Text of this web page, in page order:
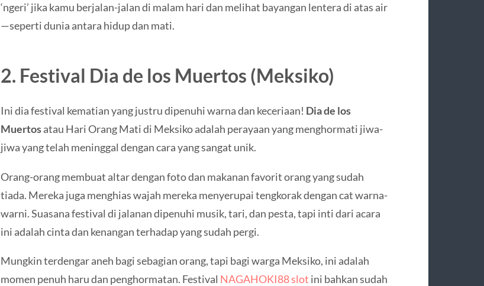
‘ngeri’ jika kamu berjalan-jalan di malam hari dan melihat bayangan lentera di atas air
—seperti dunia antara hidup dan mati.
2. Festival Dia de los Muertos (Meksiko)
Ini dia festival kematian yang justru dipenuhi warna dan keceriaan! Dia de los
Muertosatau Hari Orang Mati di Meksiko adalah perayaan yang menghormati jiwa-
jiwa yang telah meninggal dengan cara yang sangat unik.
Orang-orang membuat altar dengan foto dan makanan favorit orang yang sudah
tiada. Mereka juga menghias wajah mereka menyerupai tengkorak dengan cat warna-
warni. Suasana festival di jalanan dipenuhi musik, tari, dan pesta, tapi inti dari acara
ini adalah cinta dan kenangan terhadap yang sudah pergi.
Mungkin terdengar aneh bagi sebagian orang, tapi bagi warga Meksiko, ini adalah
momen penuh haru dan penghormatan. Festival NAGAHOKI88 slot ini bahkan sudah